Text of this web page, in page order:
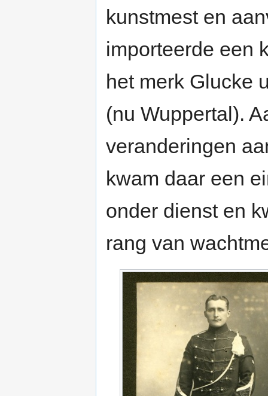
kunstmest en
importeerde een
het merk Glucke
(nu Wuppertal).
veranderingen
kwam daar een
onder dienst en
rang van